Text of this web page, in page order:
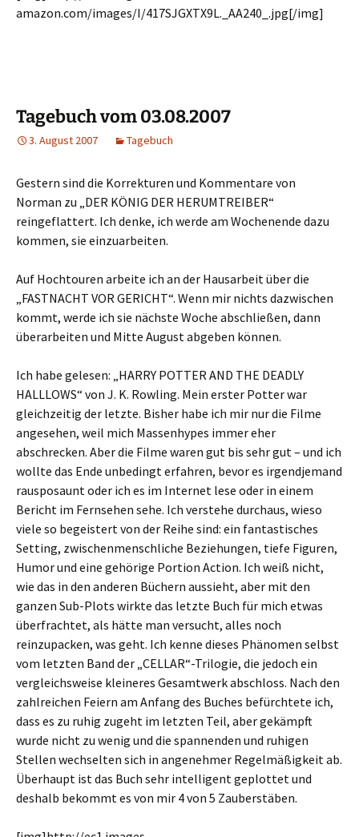
amazon.com/images/I/417SJGXTX9L._AA240_.jpg[/img]
Tagebuch vom 03.08.2007
3. August 2007 Tagebuch
Gestern sind die Korrekturen und Kommentare von
Norman zu „DER KÖNIG DER HERUMTREIBER“
reingeflattert. Ich denke, ich werde am Wochenende dazu
kommen, sie einzuarbeiten.
Auf Hochtouren arbeite ich an der Hausarbeit über die
„FASTNACHT VOR GERICHT“. Wenn mir nichts dazwischen
kommt, werde ich sie nächste Woche abschließen, dann
überarbeiten und Mitte August abgeben können.
Ich habe gelesen: „HARRY POTTER AND THE DEADLY
HALLLOWS“ von J. K. Rowling. Mein erster Potter war
gleichzeitig der letzte. Bisher habe ich mir nur die Filme
angesehen, weil mich Massenhypes immer eher
abschrecken. Aber die Filme waren gut bis sehr gut – und ich
wollte das Ende unbedingt erfahren, bevor es irgendjemand
rausposaunt oder ich es im Internet lese oder in einem
Bericht im Fernsehen sehe. Ich verstehe durchaus, wieso
viele so begeistert von der Reihe sind: ein fantastisches
Setting, zwischenmenschliche Beziehungen, tiefe Figuren,
Humor und eine gehörige Portion Action. Ich weiß nicht,
wie das in den anderen Büchern aussieht, aber mit den
ganzen Sub-Plots wirkte das letzte Buch für mich etwas
überfrachtet, als hätte man versucht, alles noch
reinzupacken, was geht. Ich kenne dieses Phänomen selbst
vom letzten Band der „CELLAR“-Trilogie, die jedoch ein
vergleichsweise kleineres Gesamtwerk abschloss. Nach den
zahlreichen Feiern am Anfang des Buches befürchtete ich,
dass es zu ruhig zugeht im letzten Teil, aber gekämpft
wurde nicht zu wenig und die spannenden und ruhigen
Stellen wechselten sich in angenehmer Regelmäßigkeit ab.
Überhaupt ist das Buch sehr intelligent geplottet und
deshalb bekommt es von mir 4 von 5 Zauberstäben.